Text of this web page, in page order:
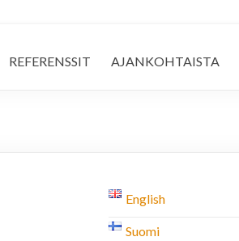
REFERENSSIT AJANKOHTAISTA
English
Suomi